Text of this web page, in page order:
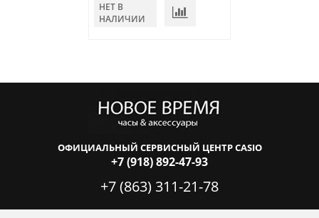
НЕТ В
НАЛИЧИИ
ОФИЦИАЛЬНЫЙ СЕРВИСНЫЙ ЦЕНТР CASIO
+7 (918) 892-47-93
+7 (863) 311-21-78